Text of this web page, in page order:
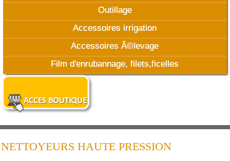
Outillage
Accessoires irrigation
Accessoires Ã©levage
Film d'enrubannage, filets,ficelles
NETTOYEURS HAUTE PRESSION